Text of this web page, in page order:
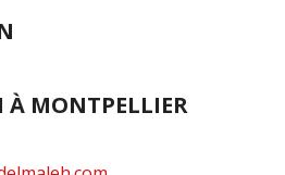
À MONTPELLIER